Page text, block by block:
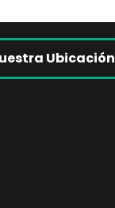
Ubicación